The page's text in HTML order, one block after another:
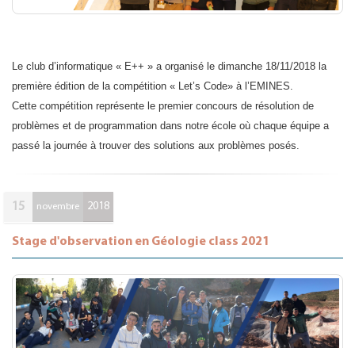
Le club d’informatique « E++ » a organisé le dimanche 18/11/2018 la
première édition de la compétition « Let’s Code» à l’EMINES.
Cette compétition représente le premier concours de résolution de
problèmes et de programmation dans notre école où chaque équipe a
passé la journée à trouver des solutions aux problèmes posés.
15 novembre 2018
Stage d'observation en Géologie class 2021